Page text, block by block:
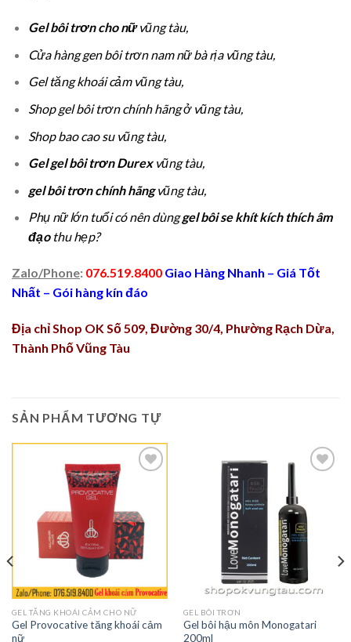
Gelbôi trơn cho nữvũng tàu,
Cửa hàng gen bôi trơn nam nữ bà rịa vũng tàu,
Gel tăng khoái cảm vũng tàu,
Shop gel bôi trơn chính hãng ở vũng tàu,
Shop bao cao su vũng tàu,
Gel gel bôi trơn Durexvũng tàu,
gel bôi trơn chính hãngvũng tàu,
Phụ nữ lớn tuổi có nên dùnggel bôi se khít kích thích âm
đạothu hẹp?
Zalo/Phone: 076.519.8400 Giao Hàng Nhanh – Giá Tốt
Nhất – Gói hàng kín đáo
Địa chỉ Shop OK Số 509, Đường 30/4, Phường Rạch Dừa,
Thành Phố Vũng Tàu
SẢN PHẨM TƯƠNG TỰ
Thêm
vào
Ưa
Thích
GEL TĂNG KHOÁI CẢM CHO NỮ
Gel Provocative tăng khoái cảm
nữ
GEL BÔI TRƠN
Gel bôi hậu môn Monogatari
200ml